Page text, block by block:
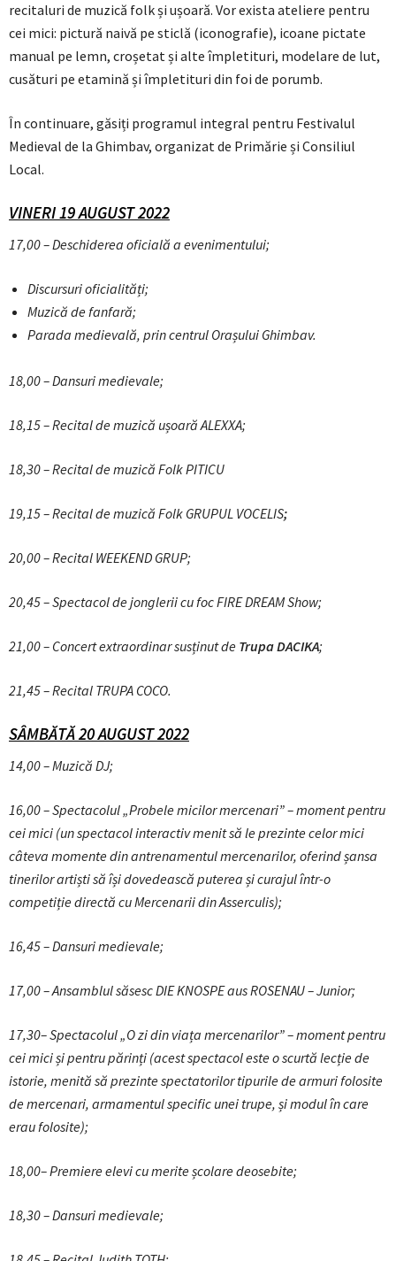
recitaluri de muzică folk și ușoară. Vor exista ateliere pentru
cei mici: pictură naivă pe sticlă (iconografie), icoane pictate
manual pe lemn, croșetat și alte împletituri, modelare de lut,
cusături pe etamină și împletituri din foi de porumb.
În continuare, găsiți programul integral pentru Festivalul
Medieval de la Ghimbav, organizat de Primărie și Consiliul
Local.
VINERI 19 AUGUST 2022
17,00 – Deschiderea oficială a evenimentului;
Discursuri oficialități;
Muzică de fanfară;
Parada medievală, prin centrul Orașului Ghimbav.
18,00 – Dansuri medievale;
18,15 – Recital de muzică ușoară ALEXXA;
18,30 – Recital de muzică Folk PITICU
19,15 –Recital de muzică Folk GRUPUL VOCELIS;
20,00 –Recital WEEKEND GRUP;
20,45 – Spectacol de jonglerii cu foc FIRE DREAM Show;
21,00 – Concert extraordinar susținut de Trupa DACIKA;
21,45 – Recital TRUPA COCO.
SÂMBĂTĂ 20 AUGUST 2022
14,00 – Muzică DJ;
16,00 – Spectacolul „Probele micilor mercenari” – moment pentru
cei mici (un spectacol interactiv menit să le prezinte celor mici
câteva momente din antrenamentul mercenarilor, oferind șansa
tinerilor artiști să își dovedească puterea și curajul într-o
competiție directă cu Mercenarii din Asserculis);
16,45 – Dansuri medievale;
17,00 – Ansamblul săsesc DIE KNOSPE aus ROSENAU – Junior;
17,30– Spectacolul „O zi din viața mercenarilor” – moment pentru
cei mici și pentru părinți (acest spectacol este o scurtă lecție de
istorie, menită să prezinte spectatorilor tipurile de armuri folosite
de mercenari, armamentul specific unei trupe, și modul în care
erau folosite);
18,00–Premiere elevi cu merite școlare deosebite;
18,30 –Dansuri medievale;